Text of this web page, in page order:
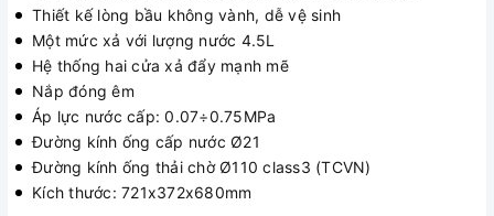
Thiết kế lòng bầu không vành, dễ vệ sinh
Một mức xả với lượng nước 4.5L
Hệ thống hai cửa xả đẩy mạnh mẽ
Nắp đóng êm
Áp lực nước cấp: 0.07÷0.75MPa
Đường kính ống cấp nước Ø21
Đường kính ống thải chờ Ø110 class3 (TCVN)
Kích thước: 721x372x680mm